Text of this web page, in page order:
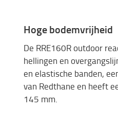
Hoge bodemvrijheid
De RRE160R outdoor
hellingen en
en elastische banden,
van Redthane en heeft
145 mm.